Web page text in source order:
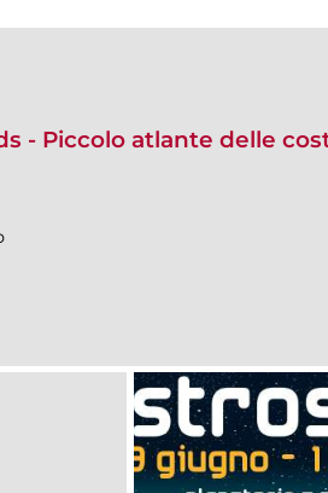
- Piccolo atlante delle